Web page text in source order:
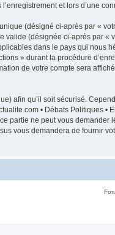
et lors d’une
(désigné ci-après par «
(désignée ci-après par «
dans le pays qui nous
» durant la procédure
de votre compte sera
afin qu’il soit sécurisé.
• Débats Politiques
partie ne peut vous
vous demandera de fournir